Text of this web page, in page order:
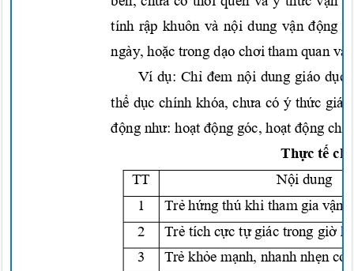
tínhrậpkhuôn vànộidungvận động
ngày,hoặctrongdạo chơi tham quan và
Vídụ: Chỉ đem nội dung giáodục
thể dụcchính khóa,chưa có ý thức
động như: hoạt động góc,hoạt động
Thực tế
TT
1
Nội dung
Trẻ hứngthú khi tham giavận
Trẻ tíchcực tự giác trong giờ
Trẻ khỏe mạnh, nhanhnhẹncó
2
3